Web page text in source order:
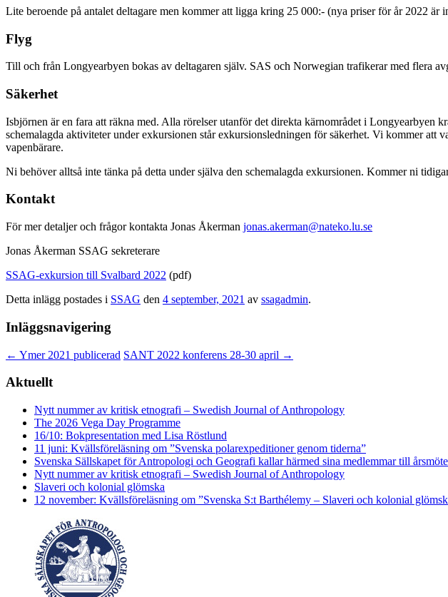
Lite beroende på antalet deltagare men kommer att ligga kring 25 000:- (nya priser för år 2022 är
Flyg
Till och från Longyearbyen bokas av deltagaren själv. SAS och Norwegian trafikerar med flera
Säkerhet
Isbjörnen är en fara att räkna med. Alla rörelser utanför det direkta kärnområdet i Longyearbyen
schemalagda aktiviteter under exkursionen står exkursionsledningen för säkerhet. Vi kommer
vapenbärare.
Ni behöver alltså inte tänka på detta under själva den schemalagda exkursionen. Kommer ni
Kontakt
För mer detaljer och frågor kontakta Jonas Åkerman jonas.akerman@nateko.lu.se
Jonas Åkerman SSAG sekreterare
SSAG-exkursion till Svalbard 2022 (pdf)
Detta inlägg postades i SSAG den 4 september, 2021 av ssagadmin.
Inläggsnavigering
← Ymer 2021 publicerad SANT 2022 konferens 28-30 april →
Aktuellt
Nytt nummer av kritisk etnografi – Swedish Journal of Anthropology
The 2026 Vega Day Programme
16/10: Bokpresentation med Lisa Röstlund
11 juni: Kvällsföreläsning om ”Svenska polarexpeditioner genom tiderna”
Svenska Sällskapet för Antropologi och Geografi kallar härmed sina medlemmar till
Nytt nummer av kritisk etnografi – Swedish Journal of Anthropology
Slaveri och kolonial glömska
12 november: Kvällsföreläsning om ”Svenska S:t Barthélemy – Slaveri och kolonial